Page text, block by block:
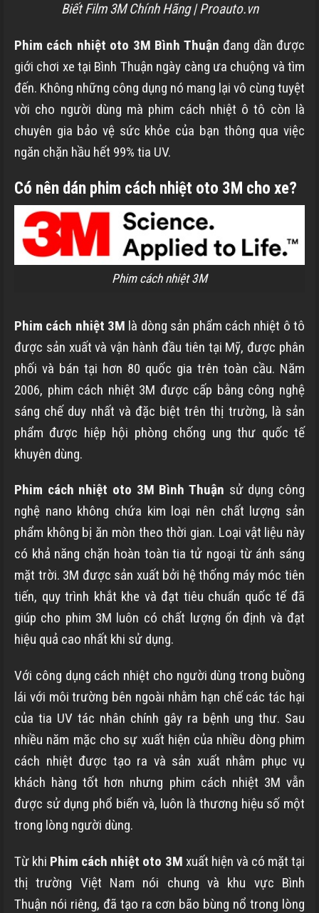
Biết Film 3M Chính Hãng | Proauto.vn
Phim cách nhiệt oto 3M Bình Thuận đang dần được
giới chơi xe tại Bình Thuận ngày càng ưa chuộng và tìm
đến. Không những công dụng nó mang lại vô cùng tuyệt
vời cho người dùng mà phim cách nhiệt ô tô còn là
chuyên gia bảo vệ sức khỏe của bạn thông qua việc
ngăn chặn hầu hết 99% tia UV.
Có nên dán phim cách nhiệt oto 3M cho xe?
Phim cách nhiệt 3M
Phim cách nhiệt 3M là dòng sản phẩm cách nhiệt ô tô
được sản xuất và vận hành đầu tiên tại Mỹ, được phân
phối và bán tại hơn 80 quốc gia trên toàn cầu. Năm
2006, phim cách nhiệt 3M được cấp bằng công nghệ
sáng chế duy nhất và đặc biệt trên thị trường, là sản
phẩm được hiệp hội phòng chống ung thư quốc tế
khuyên dùng.
Phim cách nhiệt oto 3M Bình Thuận sử dụng công
nghệ nano không chứa kim loại nên chất lượng sản
phẩm không bị ăn mòn theo thời gian. Loại vật liệu này
có khả năng chặn hoàn toàn tia tử ngoại từ ánh sáng
mặt trời. 3M được sản xuất bởi hệ thống máy móc tiên
tiến, quy trình khắt khe và đạt tiêu chuẩn quốc tế đã
giúp cho phim 3M luôn có chất lượng ổn định và đạt
hiệu quả cao nhất khi sử dụng.
Với công dụng cách nhiệt cho người dùng trong buồng
lái với môi trường bên ngoài nhằm hạn chế các tác hại
của tia UV tác nhân chính gây ra bệnh ung thư. Sau
nhiều năm mặc cho sự xuất hiện của nhiều dòng phim
cách nhiệt được tạo ra và sản xuất nhằm phục vụ
khách hàng tốt hơn nhưng phim cách nhiệt 3M vẫn
được sử dụng phổ biến và, luôn là thương hiệu số một
trong lòng người dùng.
Từ khi Phim cách nhiệt oto 3M xuất hiện và có mặt tại
thị trường Việt Nam nói chung và khu vực Bình
Thuận nói riêng, đã tạo ra cơn bão bùng nổ trong lòng